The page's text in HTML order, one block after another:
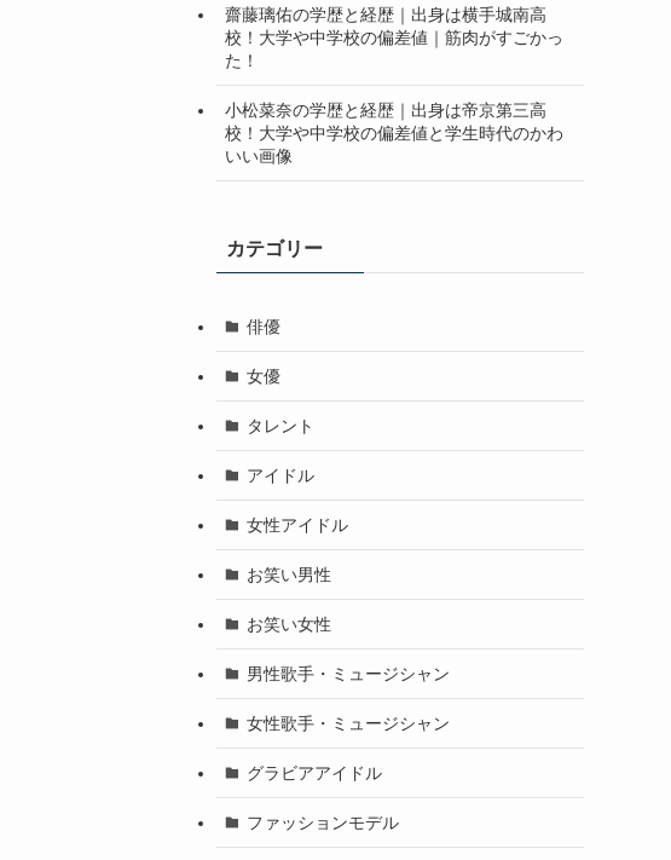
齋藤璃佑の学歴と経歴｜出身は横手城南高
校！大学や中学校の偏差値｜筋肉がすごかっ
た！
小松菜奈の学歴と経歴｜出身は帝京第三高
校！大学や中学校の偏差値と学生時代のかわ
いい画像
カテゴリー
俳優
女優
タレント
アイドル
女性アイドル
お笑い男性
お笑い女性
男性歌手・ミュージシャン
女性歌手・ミュージシャン
グラビアアイドル
ファッションモデル